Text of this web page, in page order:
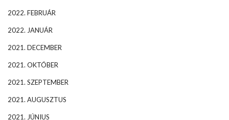
2022. FEBRUÁR
2022. JANUÁR
2021. DECEMBER
2021. OKTÓBER
2021. SZEPTEMBER
2021. AUGUSZTUS
2021. JÚNIUS